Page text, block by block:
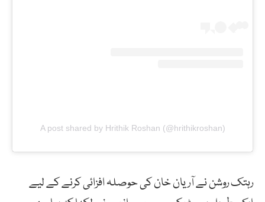
A post shared by Hrithik Roshan (@hrithikroshan)
رہتک روشن نے آریان خان کی حوصلہ افزائی کرنے کے لیے